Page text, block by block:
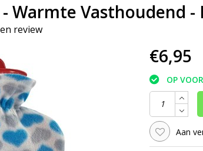
Vasthoudend -
review
€6,95
OP
Aan